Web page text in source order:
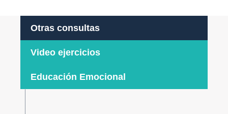
Otras consultas
Video ejercicios
Educación Emocional